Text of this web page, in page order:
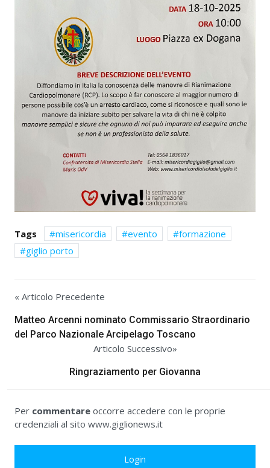
Tags misericordia evento
formazione
giglio porto
« Articolo Precedente
Matteo Arcenni nominato Commissario Straordinario
del Parco Nazionale Arcipelago Toscano
Articolo Successivo»
Ringraziamento per Giovanna
Per commentare occorre accedere con le proprie
credenziali al sito www.giglionews.it
Login